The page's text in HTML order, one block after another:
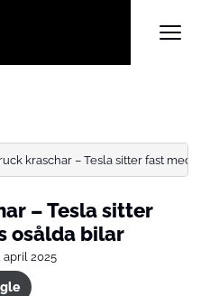
kraschar – Tesla sitter fast med
– Tesla sitter
osålda bilar
april 2025